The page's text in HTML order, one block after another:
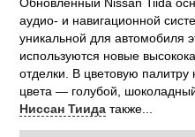
аудио- и навигационной
уникальной для автомобиля
используются новые
отделки. В цветовую
цвета — голубой,
Ниссан Тиида также...